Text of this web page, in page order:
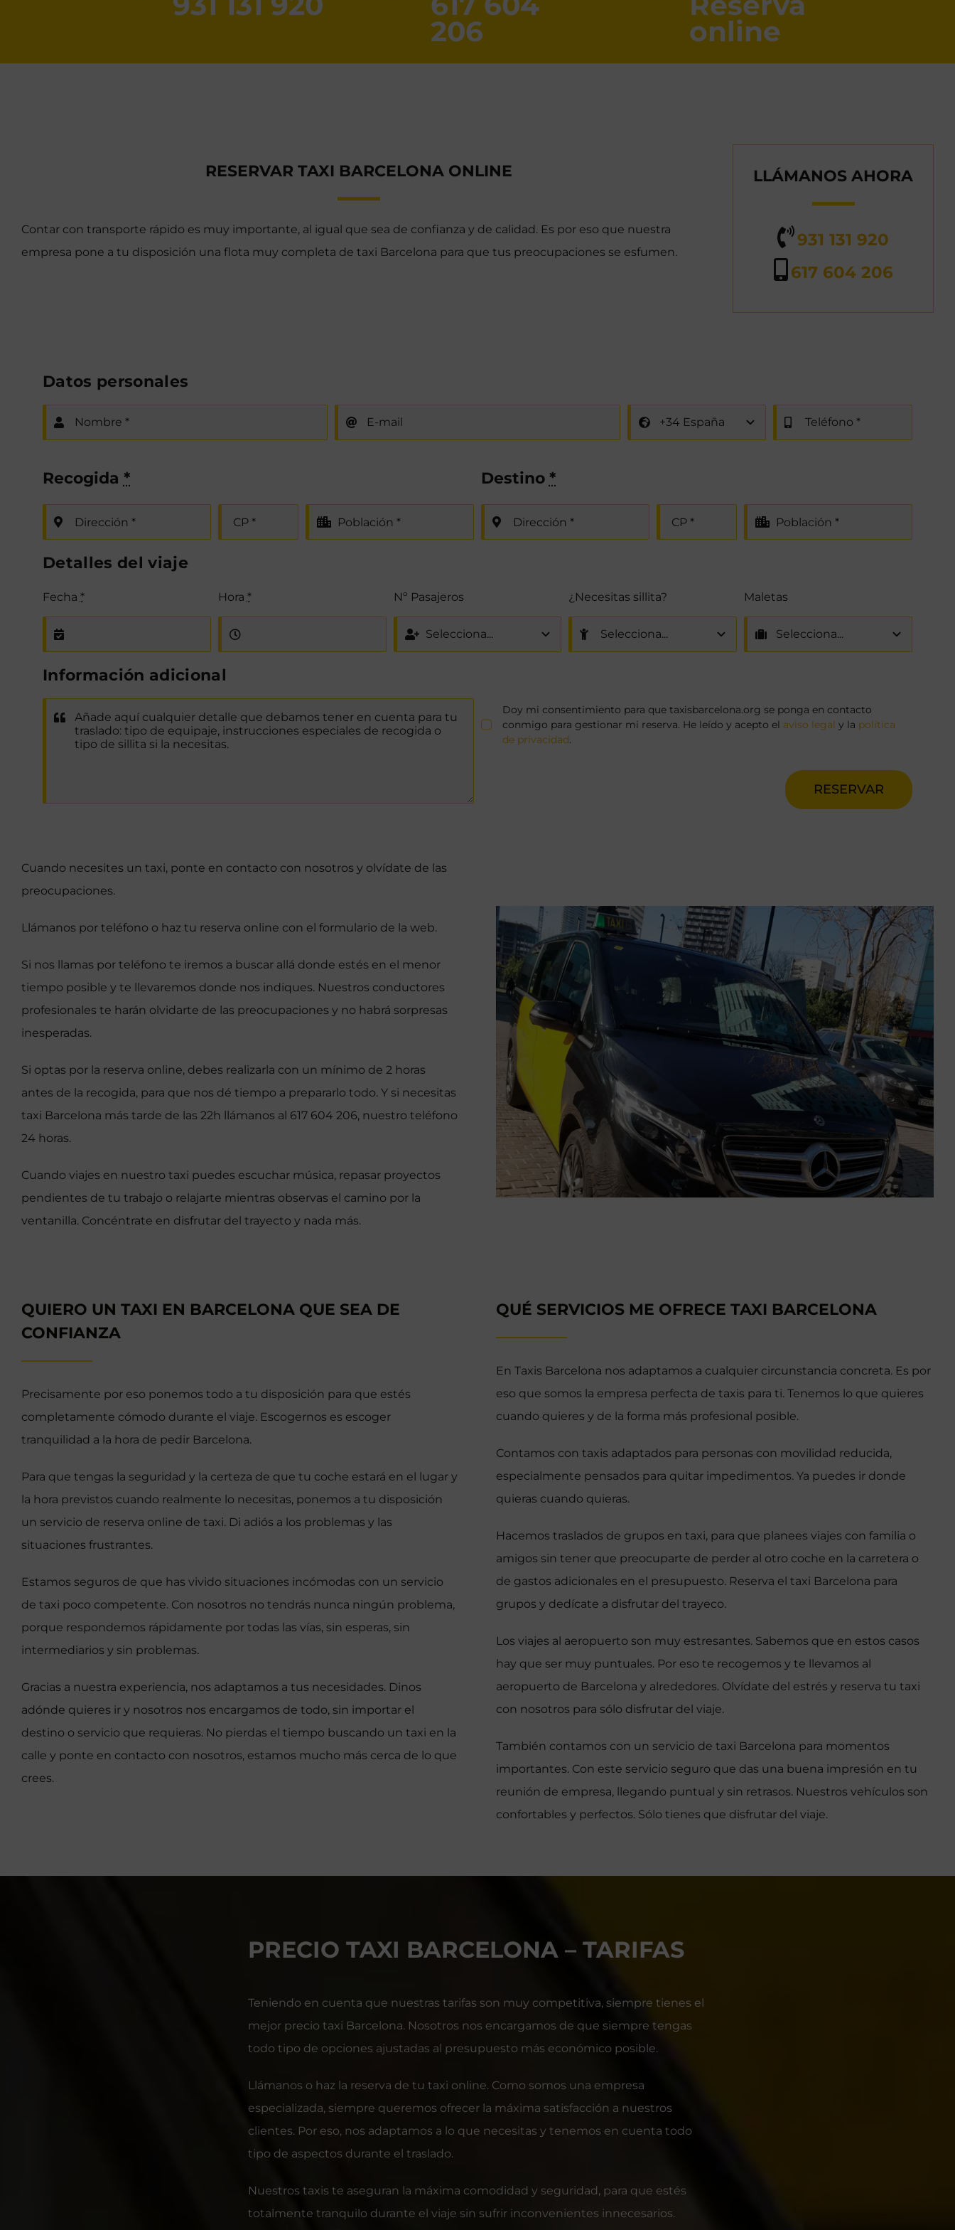
206 online
RESERVAR TAXI BARCELONA ONLINE
Contar con transporte rápido es muy importante, al igual que sea de confianza y de calidad. Es por eso que nuestra
empresa pone a tu disposición una flota muy completa de taxi Barcelona para que tus preocupaciones se esfumen.
LLÁMANOS AHORA
931 131 920
617 604 206
Datos personales
Recogida * Destino *
Detalles del viaje
Fecha * Hora * Nº Pasajeros ¿Necesitas sillita? Maletas
Información adicional
Doy mi consentimiento para que taxisbarcelona.org se ponga en contacto
conmigo para gestionar mi reserva. He leído y acepto el aviso legal y la política
de privacidad.
RESERVAR
Cuando necesites un taxi, ponte en contacto con nosotros y olvídate de las
preocupaciones.
Llámanos por teléfono o haz tu reserva online con el formulario de la web.
Si nos llamas por teléfono te iremos a buscar allá donde estés en el menor
tiempo posible y te llevaremos donde nos indiques. Nuestros conductores
profesionales te harán olvidarte de las preocupaciones y no habrá sorpresas
inesperadas.
Si optas por la reserva online, debes realizarla con un mínimo de 2 horas
antes de la recogida, para que nos dé tiempo a prepararlo todo. Y si necesitas
taxi Barcelona más tarde de las 22h llámanos al 617 604 206, nuestro teléfono
24 horas.
Cuando viajes en nuestro taxi puedes escuchar música, repasar proyectos
pendientes de tu trabajo o relajarte mientras observas el camino por la
ventanilla. Concéntrate en disfrutar del trayecto y nada más.
QUIERO UN TAXI EN BARCELONA QUE SEA DE
CONFIANZA
Precisamente por eso ponemos todo a tu disposición para que estés
completamente cómodo durante el viaje. Escogernos es escoger
tranquilidad a la hora de pedir Barcelona.
Para que tengas la seguridad y la certeza de que tu coche estará en el lugar y
la hora previstos cuando realmente lo necesitas, ponemos a tu disposición
un servicio de reserva online de taxi. Di adiós a los problemas y las
situaciones frustrantes.
Estamos seguros de que has vivido situaciones incómodas con un servicio
de taxi poco competente. Con nosotros no tendrás nunca ningún problema,
porque respondemos rápidamente por todas las vías, sin esperas, sin
intermediarios y sin problemas.
Gracias a nuestra experiencia, nos adaptamos a tus necesidades. Dinos
adónde quieres ir y nosotros nos encargamos de todo, sin importar el
destino o servicio que requieras. No pierdas el tiempo buscando un taxi en la
calle y ponte en contacto con nosotros, estamos mucho más cerca de lo que
crees.
QUÉ SERVICIOS ME OFRECE TAXI BARCELONA
En Taxis Barcelona nos adaptamos a cualquier circunstancia concreta. Es por
eso que somos la empresa perfecta de taxis para ti. Tenemos lo que quieres
cuando quieres y de la forma más profesional posible.
Contamos con taxis adaptados para personas con movilidad reducida,
especialmente pensados para quitar impedimentos. Ya puedes ir donde
quieras cuando quieras.
Hacemos traslados de grupos en taxi, para que planees viajes con familia o
amigos sin tener que preocuparte de perder al otro coche en la carretera o
de gastos adicionales en el presupuesto. Reserva el taxi Barcelona para
grupos y dedícate a disfrutar del trayeco.
Los viajes al aeropuerto son muy estresantes. Sabemos que en estos casos
hay que ser muy puntuales. Por eso te recogemos y te llevamos al
aeropuerto de Barcelona y alrededores. Olvídate del estrés y reserva tu taxi
con nosotros para sólo disfrutar del viaje.
También contamos con un servicio de taxi Barcelona para momentos
importantes. Con este servicio seguro que das una buena impresión en tu
reunión de empresa, llegando puntual y sin retrasos. Nuestros vehículos son
confortables y perfectos. Sólo tienes que disfrutar del viaje.
PRECIO TAXI BARCELONA – TARIFAS
Teniendo en cuenta que nuestras tarifas son muy competitiva, siempre tienes el
mejor precio taxi Barcelona. Nosotros nos encargamos de que siempre tengas
todo tipo de opciones ajustadas al presupuesto más económico posible.
Llámanos o haz la reserva de tu taxi online. Como somos una empresa
especializada, siempre queremos ofrecer la máxima satisfacción a nuestros
clientes. Por eso, nos adaptamos a lo que necesitas y tenemos en cuenta todo
tipo de aspectos durante el traslado.
Nuestros taxis te aseguran la máxima comodidad y seguridad, para que estés
totalmente tranquilo durante el viaje sin sufrir inconvenientes innecesarios.